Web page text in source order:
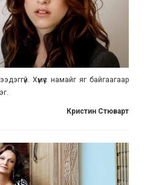
Хүмүүс намайг яг байгаагаар
Кристин Стюварт